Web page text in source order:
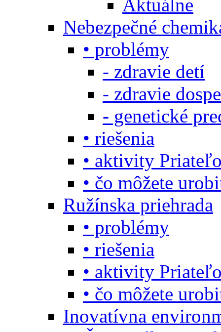
Aktuálne
Nebezpečné
• problémy
- zdravie detí
- zdravie
- genetické
• riešenia
• aktivity
• čo môžete
Ružínska priehrada
• problémy
• riešenia
• aktivity
• čo môžete
Inovatívna